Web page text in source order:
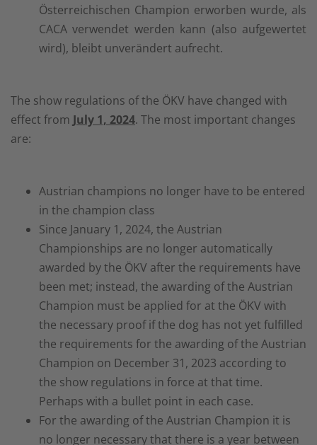
Österreichischen Champion erworben wurde, als
CACA verwendet werden kann (also aufgewertet
wird), bleibt unverändert aufrecht.
The show regulations of the ÖKV have changed with
effect from July 1, 2024. The most important changes
are:
Austrian champions no longer have to be entered
in the champion class
Since January 1, 2024, the Austrian
Championships are no longer automatically
awarded by the ÖKV after the requirements have
been met; instead, the awarding of the Austrian
Champion must be applied for at the ÖKV with
the necessary proof if the dog has not yet fulfilled
the requirements for the awarding of the Austrian
Champion on December 31, 2023 according to
the show regulations in force at that time.
Perhaps with a bullet point in each case.
For the awarding of the Austrian Champion it is
no longer necessary that there is a year between